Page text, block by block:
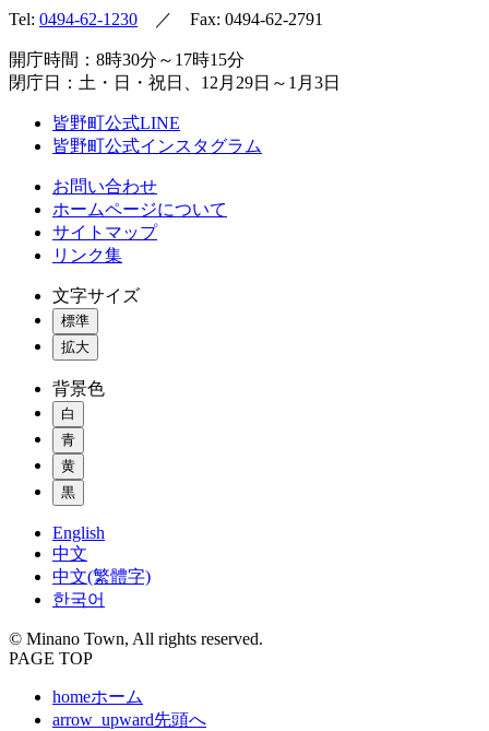
Tel: 0494-62-1230 ／ Fax: 0494-62-2791
開庁時間：8時30分～17時15分
閉庁日：土・日・祝日、12月29日～1月3日
皆野町公式LINE
皆野町公式インスタグラム
お問い合わせ
ホームページについて
サイトマップ
リンク集
文字サイズ
標準
拡大
背景色
白
青
黄
黒
English
中文
中文(繁體字)
한국어
© Minano Town, All rights reserved.
PAGE TOP
homeホーム
arrow_upward先頭へ